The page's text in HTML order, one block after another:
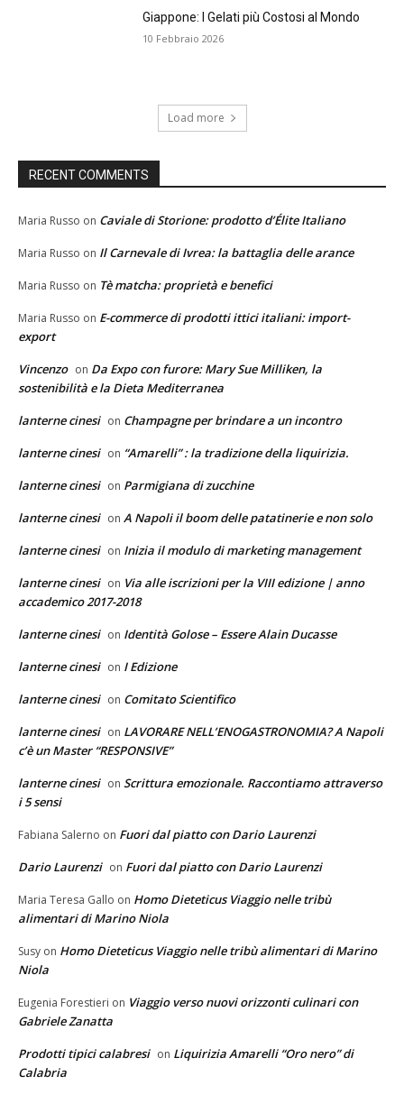
Giappone: I Gelati più Costosi al Mondo
10 Febbraio 2026
Load more
RECENT COMMENTS
Maria Russo on Caviale di Storione: prodotto d’Élite Italiano
Maria Russo on Il Carnevale di Ivrea: la battaglia delle arance
Maria Russo on Tè matcha: proprietà e benefici
Maria Russo on E-commerce di prodotti ittici italiani: import-
export
Vincenzo on Da Expo con furore: Mary Sue Milliken, la
sostenibilità e la Dieta Mediterranea
lanterne cinesi on Champagne per brindare a un incontro
lanterne cinesi on “Amarelli” : la tradizione della liquirizia.
lanterne cinesi on Parmigiana di zucchine
lanterne cinesi on A Napoli il boom delle patatinerie e non solo
lanterne cinesi on Inizia il modulo di marketing management
lanterne cinesi on Via alle iscrizioni per la VIII edizione | anno
accademico 2017-2018
lanterne cinesi on Identità Golose – Essere Alain Ducasse
lanterne cinesi on I Edizione
lanterne cinesi on Comitato Scientifico
lanterne cinesi on LAVORARE NELL’ENOGASTRONOMIA? A Napoli
c’è un Master “RESPONSIVE”
lanterne cinesi on Scrittura emozionale. Raccontiamo attraverso
i 5 sensi
Fabiana Salerno on Fuori dal piatto con Dario Laurenzi
Dario Laurenzi on Fuori dal piatto con Dario Laurenzi
Maria Teresa Gallo on Homo Dieteticus Viaggio nelle tribù
alimentari di Marino Niola
Susy on Homo Dieteticus Viaggio nelle tribù alimentari di Marino
Niola
Eugenia Forestieri on Viaggio verso nuovi orizzonti culinari con
Gabriele Zanatta
Prodotti tipici calabresi on Liquirizia Amarelli “Oro nero” di
Calabria